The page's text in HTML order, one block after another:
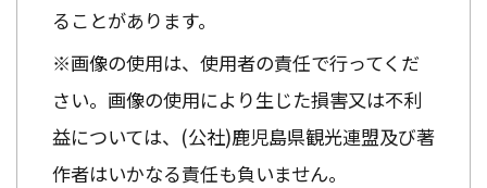
ることがあります。
※画像の使用は、使用者の責任で行ってくだ
さい。画像の使用により生じた損害又は不利
益については、(公社)鹿児島県観光連盟及び著
作者はいかなる責任も負いません。